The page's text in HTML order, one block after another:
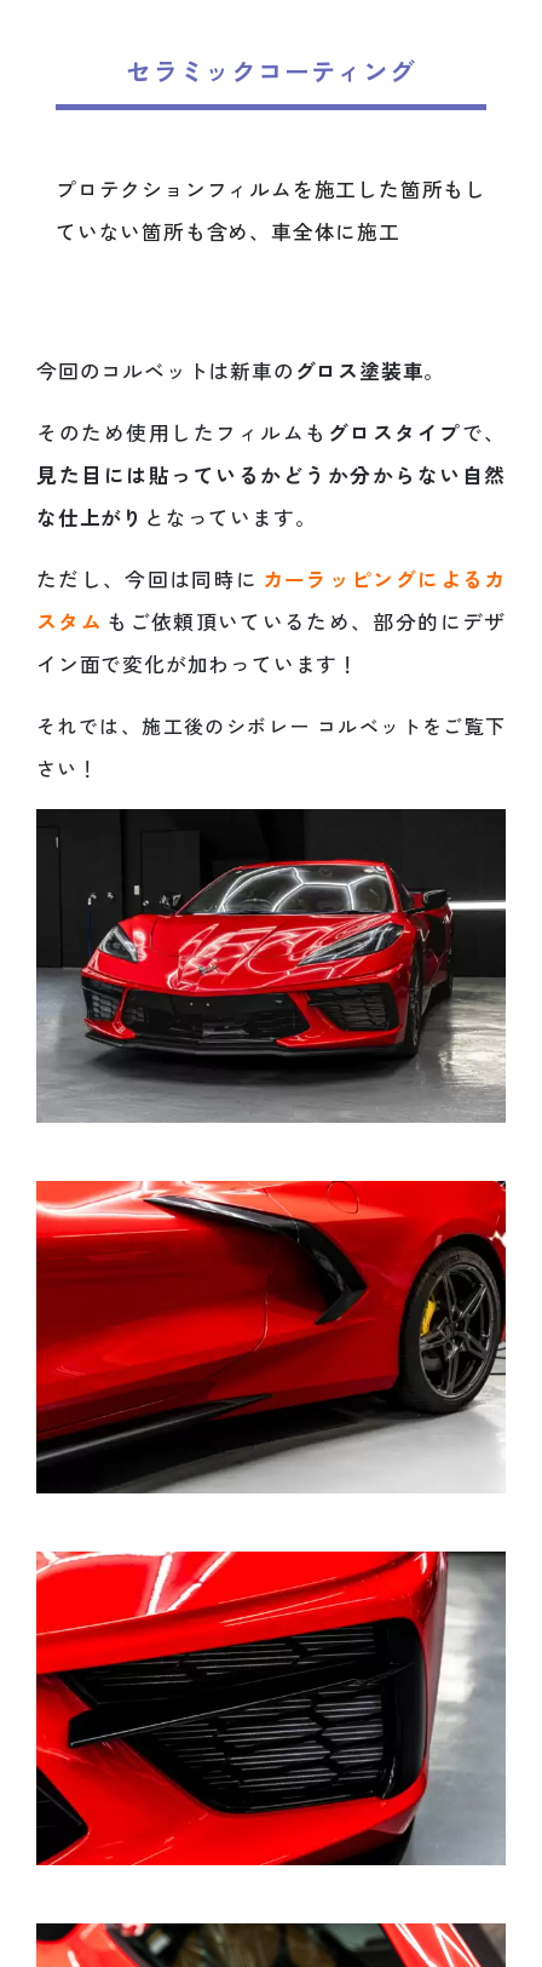
セラミックコーティング
プロテクションフィルムを施工した箇所もし
ていない箇所も含め、車全体に施工
今回のコルベットは新車の グロス塗装車。
そのため使用したフィルムも グロスタイプで、
見た目には貼っているかどうか分からない自然
な仕上がり となっています。
ただし、今回は同時に カーラッピングによるカ
スタム もご依頼頂いているため、部分的にデザ
イン面で変化が加わっています！
それでは、施工後のシボレー コルベットをご覧下
さい！